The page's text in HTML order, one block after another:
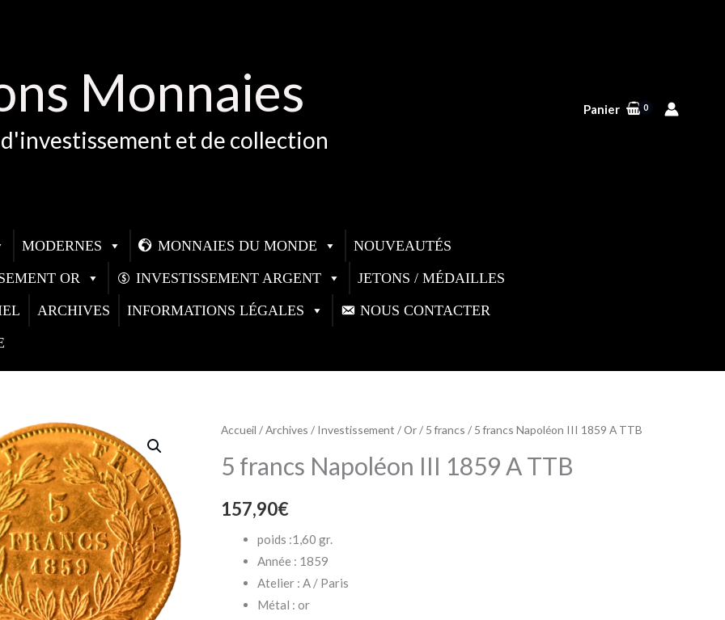
Monnaies
et de collection
Panier
MODERNES MONNAIES DU MONDE
NOUVEAUTÉS
OR INVESTISSEMENT ARGENT
JETONS / MÉDAILLES
ARCHIVES INFORMATIONS LÉGALES
NOUS CONTACTER
Accueil /Archives / Investissement /Or/ 5 francs / 5 francs Napoléon III 1859 A TTB
5 francs Napoléon III 1859 A TTB
157,90€
poids :1,60 gr.
Année : 1859
Atelier : A / Paris
Métal : or